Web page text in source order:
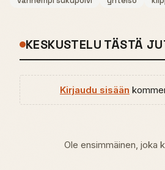
KESKUSTELU TÄSTÄ
Kirjaudu sisään
Ole ensimmäinen, joka